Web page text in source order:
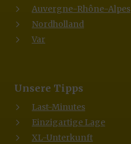
Auvergne-Rhône-Alpes
Nordholland
Var
Unsere Tipps
Last-Minutes
Einzigartige Lage
XL-Unterkunft